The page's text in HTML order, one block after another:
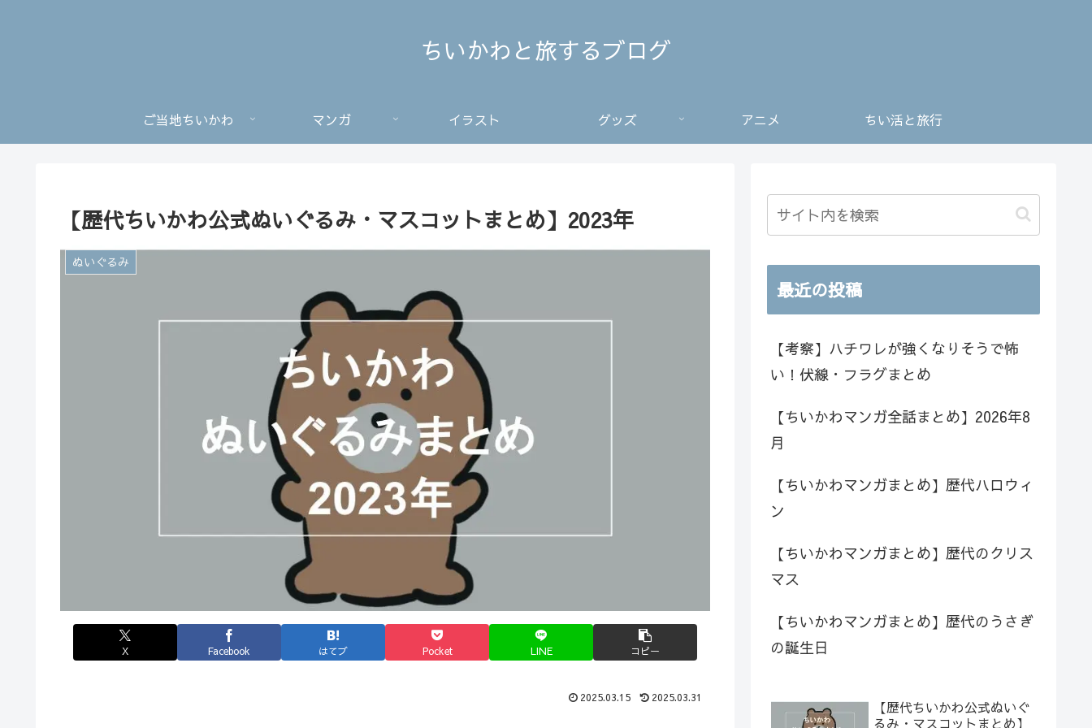
ちいかわと旅するブログ
ご当地ちいかわ マンガ イラスト グッズ アニメ ちい活と旅行
【歴代ちいかわ公式ぬいぐるみ・マスコットまとめ】2023年
ぬいぐるみ
X Facebook はてブ Pocket LINE コピー
2025.03.15 2025.03.31
最近の投稿
【考察】ハチワレが強くなりそうで怖
い！伏線・フラグまとめ
【ちいかわマンガ全話まとめ】2026年8
月
【ちいかわマンガまとめ】歴代ハロウィ
ン
【ちいかわマンガまとめ】歴代のクリス
マス
【ちいかわマンガまとめ】歴代のうさぎ
の誕生日
【歴代ちいかわ公式ぬいぐ
るみ・マスコットまとめ】